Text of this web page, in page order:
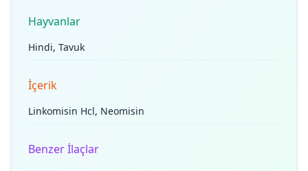
Hayvanlar
Hindi, Tavuk
İçerik
Linkomisin Hcl, Neomisin
Benzer İlaçlar